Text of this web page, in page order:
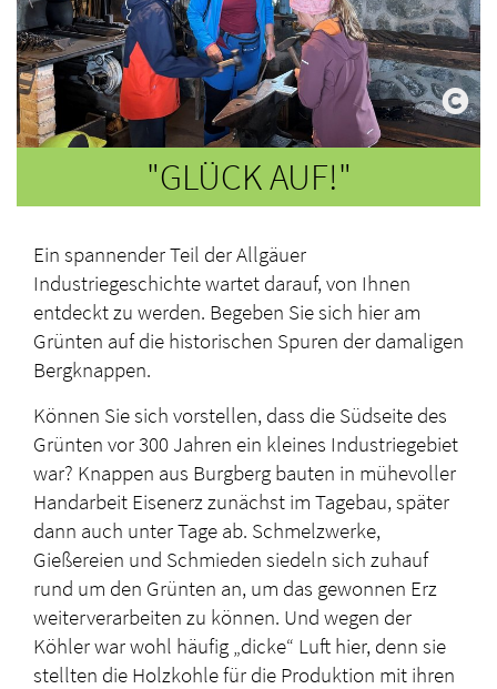
"GLÜCK AUF!"
Ein spannender Teil der Allgäuer
Industriegeschichte wartet darauf, von Ihnen
entdeckt zu werden. Begeben Sie sich hier am
Grünten auf die historischen Spuren der damaligen
Bergknappen.
Können Sie sich vorstellen, dass die Südseite des
Grünten vor 300 Jahren ein kleines Industriegebiet
war? Knappen aus Burgberg bauten in mühevoller
Handarbeit Eisenerz zunächst im Tagebau, später
dann auch unter Tage ab. Schmelzwerke,
Gießereien und Schmieden siedeln sich zuhauf
rund um den Grünten an, um das gewonnen Erz
weiterverarbeiten zu können. Und wegen der
Köhler war wohl häufig „dicke“ Luft hier, denn sie
stellten die Holzkohle für die Produktion mit ihren